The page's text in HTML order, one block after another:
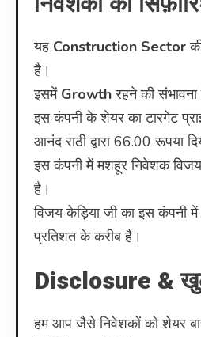
यह Construction Sector
है।
इसमें Growthरहने की संभावना
इस कंपनी के शेयर का टारगेट
आनंद राठी द्वारा 66.00 रूपया
इस कंपनी में मशहूर निवेशक
है।
विजय केड़िया जी का इस कंपनी में
प्रतिशत के करीब है।
Disclosure &
हम आप जैसे निवेशकों को शेयर